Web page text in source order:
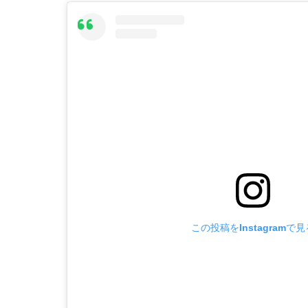
この投稿をInstagramで見